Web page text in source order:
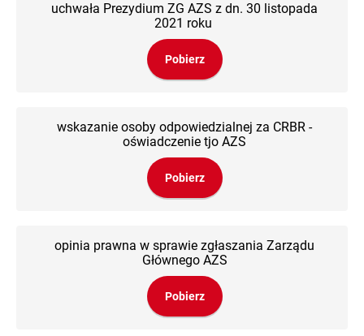
uchwała Prezydium ZG AZS z dn. 30 listopada
2021 roku
Pobierz
wskazanie osoby odpowiedzialnej za CRBR -
oświadczenie tjo AZS
Pobierz
opinia prawna w sprawie zgłaszania Zarządu
Głównego AZS
Pobierz